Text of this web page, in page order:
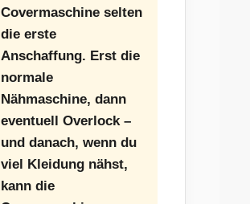
Covermaschine selten
die erste
Anschaffung. Erst die
normale
Nähmaschine, dann
eventuell Overlock –
und danach, wenn du
viel Kleidung nähst,
kann die